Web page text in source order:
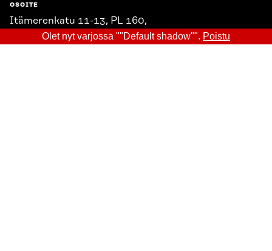
OSOITE
Itämerenkatu 11-13, PL 160,
00181 Helsinki
Olet nyt varjossa ""Default shadow"". Poistu